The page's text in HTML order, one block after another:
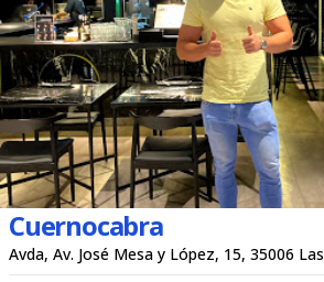
Cuernocabra
Avda, Av. José Mesa y López, 15, 35006 Las